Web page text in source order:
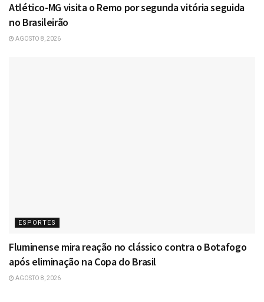
Atlético-MG visita o Remo por segunda vitória seguida
no Brasileirão
AGOSTO 8, 2026
ESPORTES
Fluminense mira reação no clássico contra o Botafogo
após eliminação na Copa do Brasil
AGOSTO 8, 2026